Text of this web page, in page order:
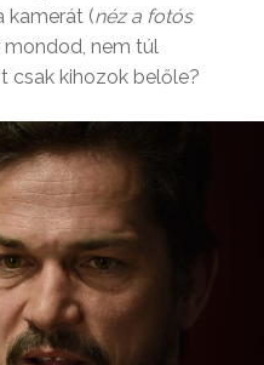
kamerát (néz a fotós
mondod, nem túl
csak kihozok belőle?